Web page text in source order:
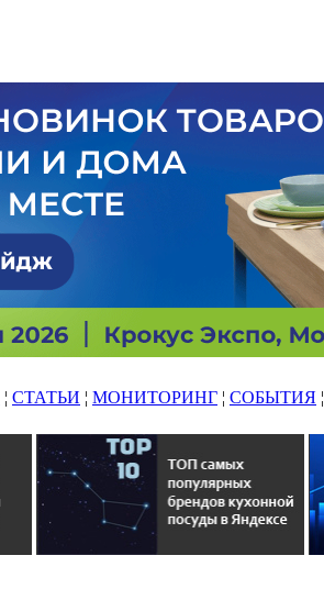
¦ СТАТЬИ ¦ МОНИТОРИНГ ¦ СОБЫТИЯ ¦